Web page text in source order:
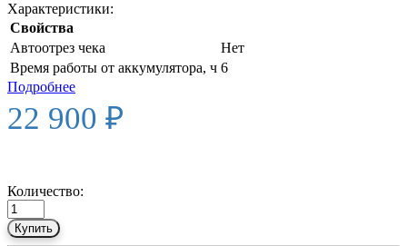
Характеристики:
Свойства
Автоотрез чека
Нет
Время работы от аккумулятора, ч 6
Подробнее
22 900 ₽
Количество:
Купить